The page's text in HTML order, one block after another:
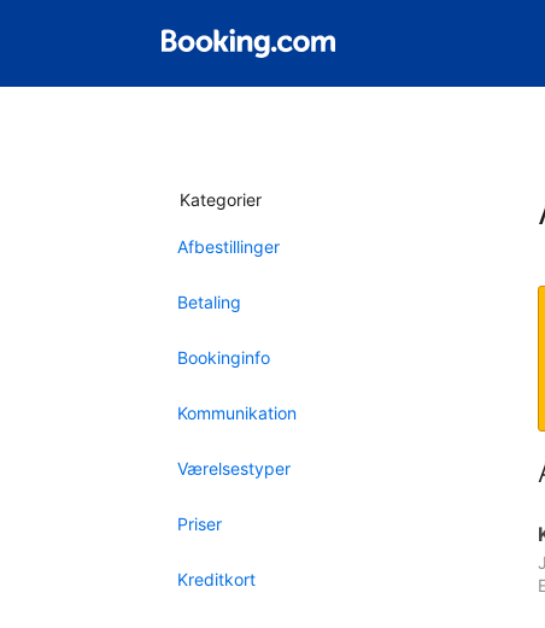
Kategorier
Afbestillinger
Betaling
Bookinginfo
Kommunikation
Værelsestyper
Priser
Kreditkort